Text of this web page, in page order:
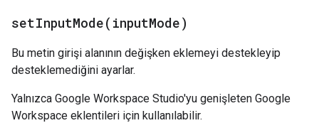
setInputMode( inputMode)
Bu metin girişi alanının değişken eklemeyi destekleyip
desteklemediğini ayarlar.
Yalnızca Google Workspace Studio'yu genişleten Google
Workspace eklentileri için kullanılabilir.